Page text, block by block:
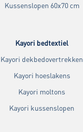
Kussenslopen 60x70 cm
Kayori bedtextiel
Kayori dekbedovertrekken
Kayori hoeslakens
Kayori moltons
Kayori kussenslopen